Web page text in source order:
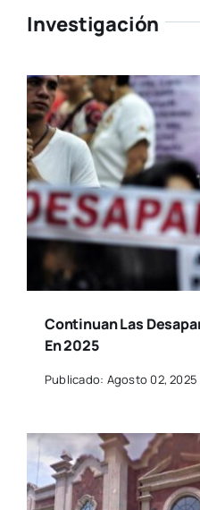
Investigación
Continuan Las
En 2025
Publicado: Agosto 02, 2025